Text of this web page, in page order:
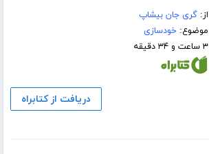
از:گری جان بیشاپ
موضوع:خودسازی
۳ ساعت و ۳۴ دقیقه
دریافت از کتابراه